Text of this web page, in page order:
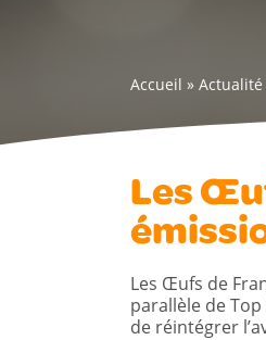
Accueil » Actualité
Les
Les Œufs de
parallèle de
de réintégrer